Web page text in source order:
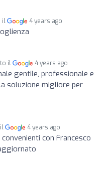
il 4 years ago
il 4 years ago
gentile, professionale e
soluzione migliore per
4 years ago
con Francesco